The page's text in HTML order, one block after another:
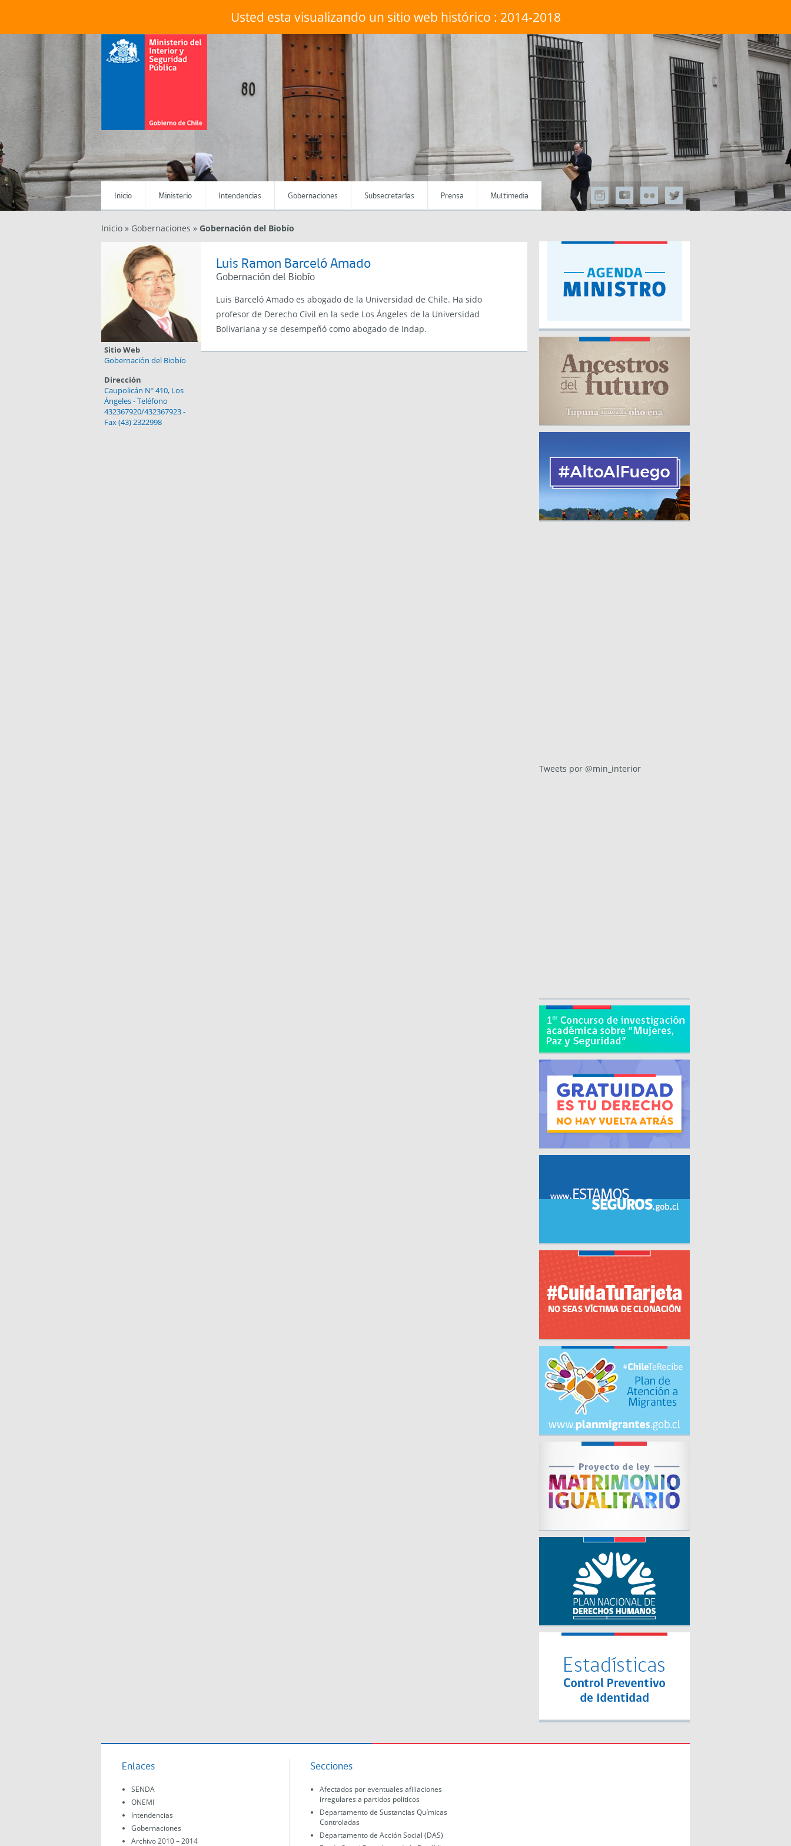
Usted esta visualizando un sitio web histórico : 2014-2018
Inicio Ministerio Intendencias Gobernaciones Subsecretarías Prensa Multimedia
Menú Principal
Inicio » Gobernaciones » Gobernación del Biobío
Sitio Web
Gobernación del Biobío
Dirección
Caupolicán Nº 410, Los
Ángeles - Teléfono
432367920/432367923 -
Fax (43) 2322998
Luis Ramon Barceló Amado
Gobernación del Biobío
Luis Barceló Amado es abogado de la Universidad de Chile. Ha sido
profesor de Derecho Civil en la sede Los Ángeles de la Universidad
Bolivariana y se desempeñó como abogado de Indap.
Tweets por @min_interior
Enlaces
SENDA
ONEMI
Intendencias
Gobernaciones
Archivo 2010 – 2014
Secciones
Afectados por eventuales afiliaciones
irregulares a partidos políticos
Departamento de Sustancias Químicas
Controladas
Departamento de Acción Social (DAS)